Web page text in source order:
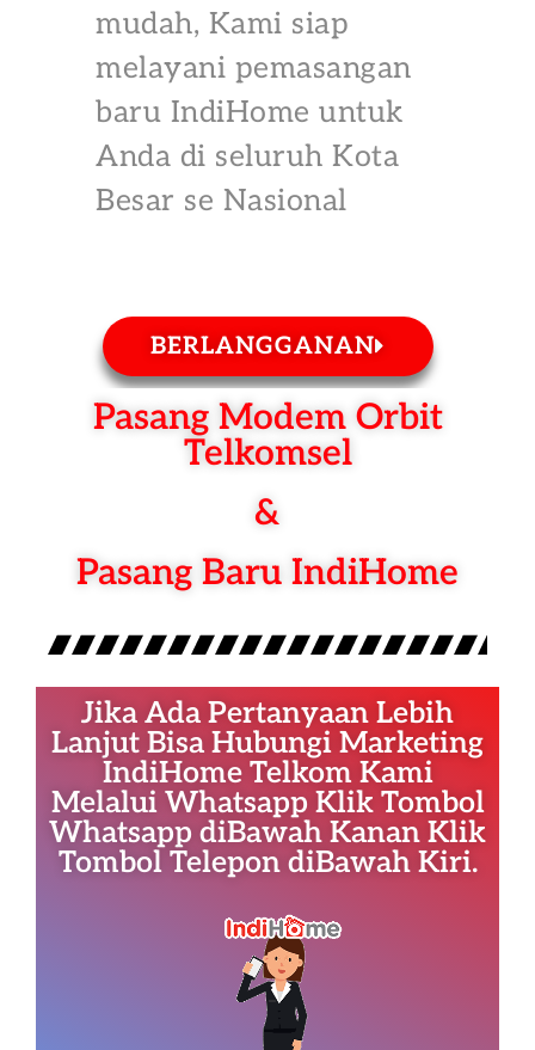
mudah, Kami siap
melayani pemasangan
baru IndiHome untuk
Anda di seluruh Kota
Besar se Nasional
BERLANGGANAN
Pasang Modem Orbit
Telkomsel
&
Pasang Baru IndiHome
Jika Ada Pertanyaan Lebih
Lanjut Bisa Hubungi Marketing
IndiHome Telkom Kami
Melalui Whatsapp Klik Tombol
Whatsapp diBawah Kanan Klik
Tombol Telepon diBawah Kiri.